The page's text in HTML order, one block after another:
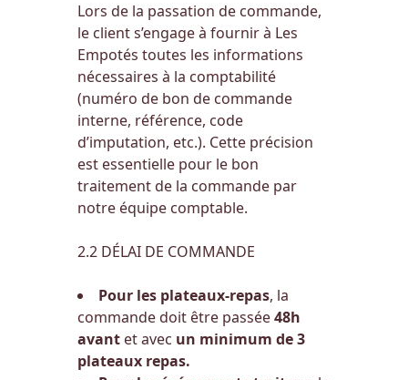
Lors de la passation de commande,
le client s’engage à fournir à Les
Empotés toutes les informations
nécessaires à la comptabilité
(numéro de bon de commande
interne, référence, code
d’imputation, etc.). Cette précision
est essentielle pour le bon
traitement de la commande par
notre équipe comptable.
2.2 DÉLAI DE COMMANDE
Pour les plateaux-repas, la
commande doit être passée48h
avant et avec un minimum de 3
plateaux repas.